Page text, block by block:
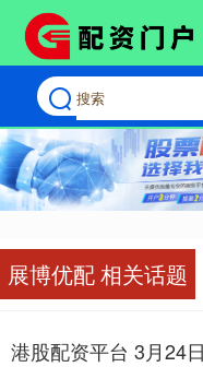
展博优配 相关话题